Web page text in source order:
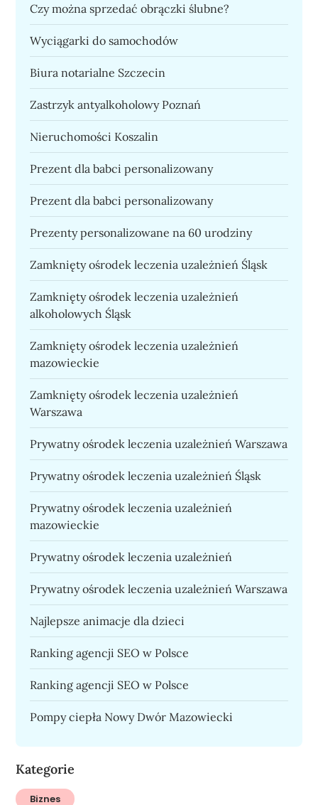
Czy można sprzedać obrączki ślubne?
Wyciągarki do samochodów
Biura notarialne Szczecin
Zastrzyk antyalkoholowy Poznań
Nieruchomości Koszalin
Prezent dla babci personalizowany
Prezent dla babci personalizowany
Prezenty personalizowane na 60 urodziny
Zamknięty ośrodek leczenia uzależnień Śląsk
Zamknięty ośrodek leczenia uzależnień
alkoholowych Śląsk
Zamknięty ośrodek leczenia uzależnień
mazowieckie
Zamknięty ośrodek leczenia uzależnień
Warszawa
Prywatny ośrodek leczenia uzależnień Warszawa
Prywatny ośrodek leczenia uzależnień Śląsk
Prywatny ośrodek leczenia uzależnień
mazowieckie
Prywatny ośrodek leczenia uzależnień
Prywatny ośrodek leczenia uzależnień Warszawa
Najlepsze animacje dla dzieci
Ranking agencji SEO w Polsce
Ranking agencji SEO w Polsce
Pompy ciepła Nowy Dwór Mazowiecki
Kategorie
Biznes